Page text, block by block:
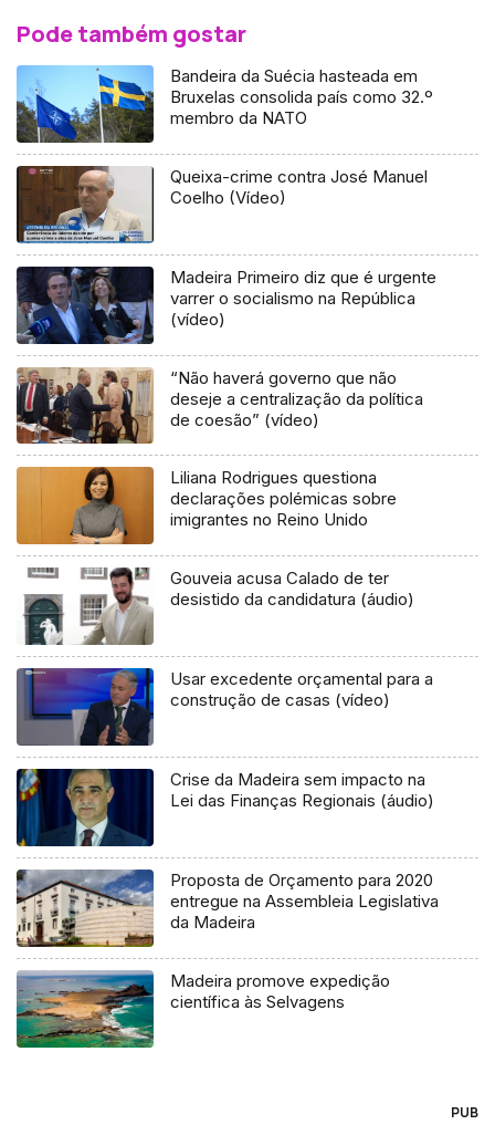
Pode também gostar
Bandeira da Suécia hasteada em
Bruxelas consolida país como 32.º
membro da NATO
Queixa-crime contra José Manuel
Coelho (Vídeo)
Madeira Primeiro diz que é urgente
varrer o socialismo na República
(vídeo)
“Não haverá governo que não
deseje a centralização da política
de coesão” (vídeo)
Liliana Rodrigues questiona
declarações polémicas sobre
imigrantes no Reino Unido
Gouveia acusa Calado de ter
desistido da candidatura (áudio)
Usar excedente orçamental para a
construção de casas (vídeo)
Crise da Madeira sem impacto na
Lei das Finanças Regionais (áudio)
Proposta de Orçamento para 2020
entregue na Assembleia Legislativa
da Madeira
Madeira promove expedição
científica às Selvagens
PUB